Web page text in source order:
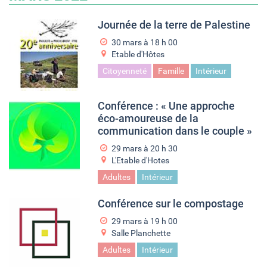
Journée de la terre de Palestine
30 mars à 18 h 00
Etable d'Hôtes
Citoyenneté
Famille Intérieur
Conférence : « Une approche
éco-amoureuse de la
communication dans le couple »
29 mars à 20 h 30
L'Etable d'Hotes
Adultes
Intérieur
Conférence sur le compostage
29 mars à 19 h 00
Salle Planchette
Adultes
Intérieur